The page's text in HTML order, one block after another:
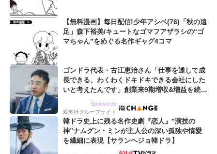
【無料漫画】毎日配信!少年アシベ(76)「秋の遠
足」森下裕美/キュートなゴマフアザラシの“ゴ
マちゃん”をめぐる名作ギャグ4コマ
ゴンドラ代表・古江恵治さん「仕事を通して成
長できる、わくわくドキドキできる会社にした
いと考えたんです」創業来9期増収&増益を続け
Sponsored
双葉社グループサイト
韓ドラ史上に残る名作史劇『恋人』”演技の
神”ナムグン・ミンが主人公の深い孤独や情愛
を繊細に表現【サランヘジョ韓ドラ】